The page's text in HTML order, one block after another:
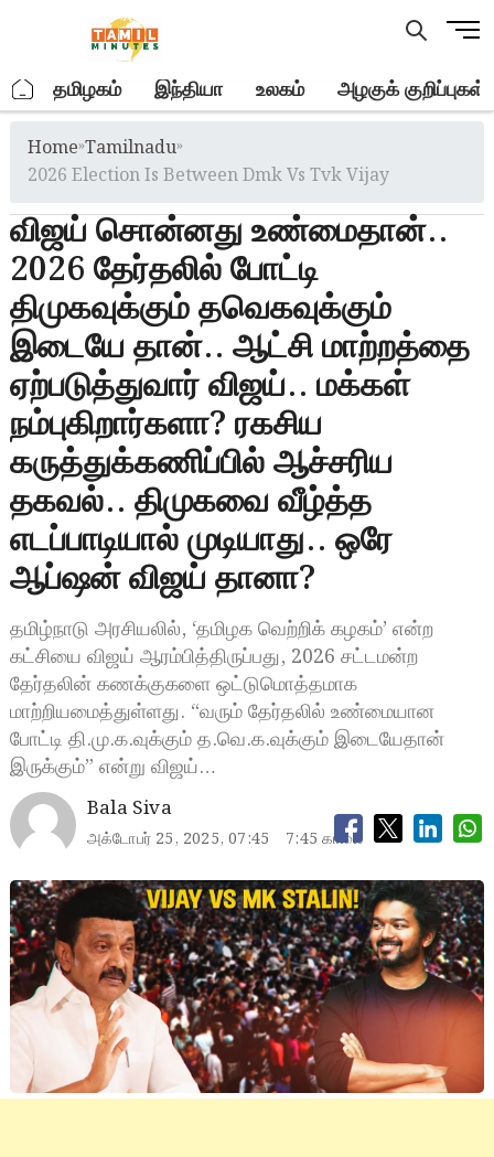
M
u
o
. தமிழகம் இந்தியா உலகம் அழகுக் குறிப்புகள்
Home»Tamilnadu»
2026 Election Is Between Dmk Vs Tvk Vijay
விஜய் சொன்னது உண்மைதான்..
2026 தேர்தலில் போட்டி
திமுகவுக்கும் தவெகவுக்கும்
இடையே தான்.. ஆட்சி மாற்றத்தை
ஏற்படுத்துவார் விஜய்.. மக்கள்
நம்புகிறார்களா? ரகசிய
கருத்துக்கணிப்பில் ஆச்சரிய
தகவல்.. திமுகவை வீழ்த்த
எடப்பாடியால் முடியாது.. ஒரே
ஆப்ஷன் விஜய் தானா?
தமிழ்நாடு அரசியலில், ‘தமிழக வெற்றிக் கழகம்’ என்ற
கட்சியை விஜய் ஆரம்பித்திருப்பது, 2026 சட்டமன்ற
தேர்தலின் கணக்குகளை ஒட்டுமொத்தமாக
மாற்றியமைத்துள்ளது. “வரும் தேர்தலில் உண்மையான
போட்டி தி.மு.க.வுக்கும் த.வெ.க.வுக்கும் இடையேதான்
இருக்கும்” என்று விஜய்…
Bala Siva
அக்டோபர் 25, 2025, 07:45 7:45 காலை